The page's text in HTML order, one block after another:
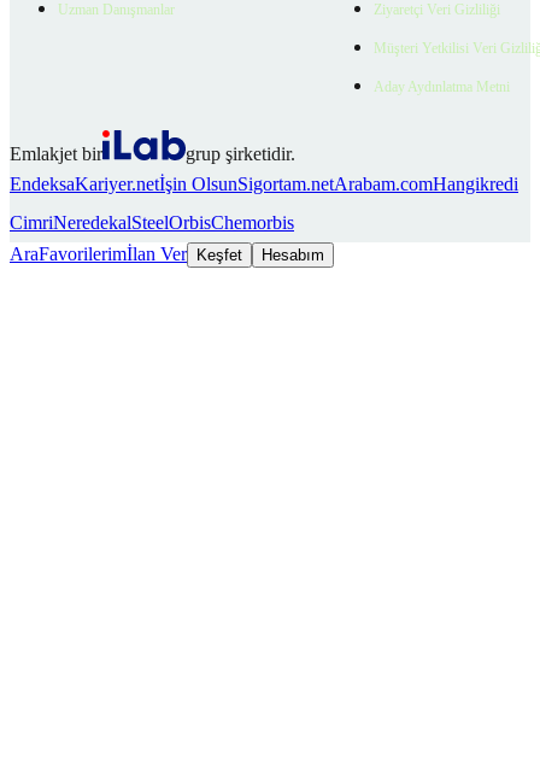
Uzman Danışmanlar Ziyaretçi Veri Gizliliği
Müşteri Yetkilisi Veri
Aday Aydınlatma Metni
Emlakjet bir
grup şirketidir.
EndeksaKariyer.netİşin OlsunSigortam.netArabam.comHangikredi
CimriNeredekalSteelOrbisChemorbis
AraFavorilerimİlan Ver Keşfet Hesabım